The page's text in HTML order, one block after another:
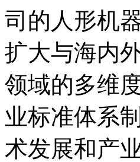
司的人形机
扩大与海内
领域的多维
业标准体系
术发展和产